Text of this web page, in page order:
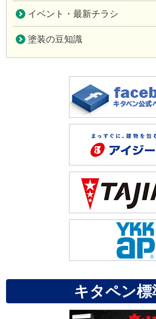
イベント・最新チラシ
塗装の豆知識
キタペン標